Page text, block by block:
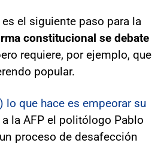
el siguiente paso para la
constitucional se debate
requiere, por ejemplo, que
popular.
lo que hace es empeorar su
a la AFP el politólogo Pablo
proceso de desafección